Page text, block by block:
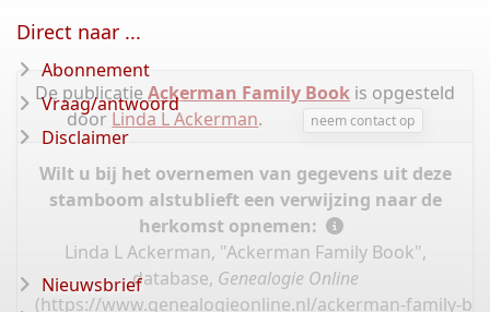
De publicatie Ackerman Family Book is opgesteld
door Linda L Ackerman. neem contact op
Wilt u bij het overnemen van gegevens uit deze
stamboom alstublieft een verwijzing naar de
herkomst opnemen:
Linda L Ackerman, "Ackerman Family Book",
database, Genealogie Online
(https://www.genealogieonline.nl/ackerman-family-
Direct naar ...
Abonnement
Vraag/antwoord
Disclaimer
Nieuwsbrief